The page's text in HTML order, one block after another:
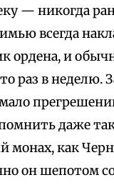
— никогда
всегда
ордена, и
раз в неделю.
даже
монах, как
он шепотом